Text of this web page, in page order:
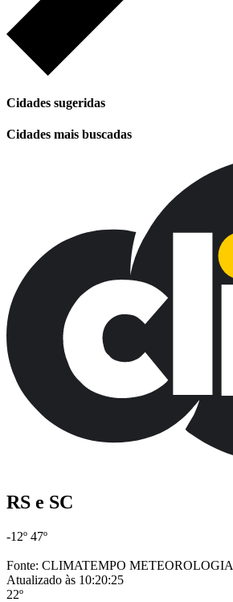
Cidades sugeridas
Cidades mais buscadas
RS e SC
-12º 47º
Fonte: CLIMATEMPO METEOROLOGIA
Atualizado às 10:20:25
22º